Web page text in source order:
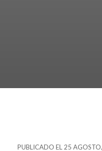
PUBLICADO EL 25